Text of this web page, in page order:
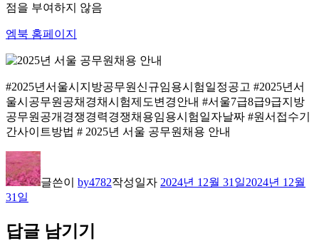
점을 부여하지 않음
엠북 홈페이지
#2025년서울시지방공무원신규임용시험일정공고 #2025년서
울시공무원공채경채시험제도변경안내 #서울7급8급9급지방
공무원공개경쟁경력경쟁채용임용시험일자날짜 #원서접수기
간사이트방법 # 2025년 서울 공무원채용 안내
글쓴이 by4782작성일자 2024년 12월 31일2024년 12월
31일
답글 남기기